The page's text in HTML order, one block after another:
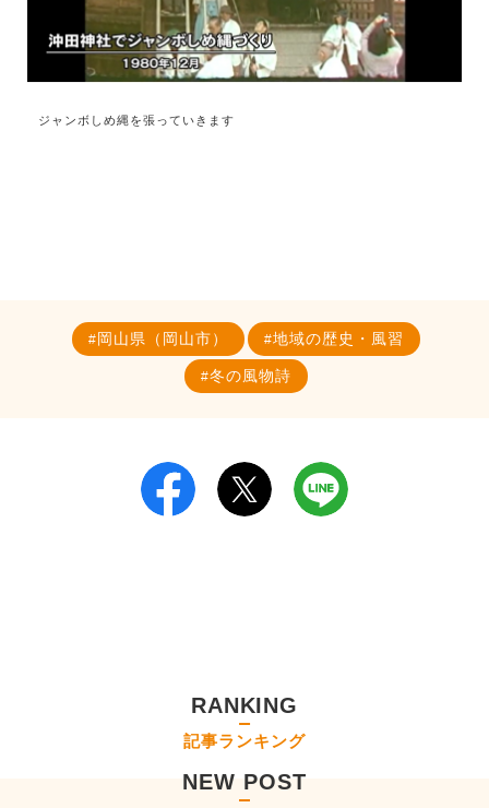
ジャンボしめ縄を張っていきます
岡山県（岡山市） 地域の歴史・風習
冬の風物詩
RANKING
記事ランキング
NEW POST